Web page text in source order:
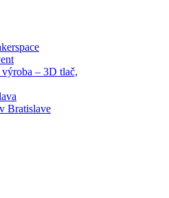
– 3D tlač,
Bratislave